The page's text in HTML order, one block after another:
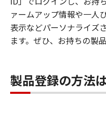
ァームアップ情報や一人
表示などパーソナライズ
ます。ぜひ、お持ちの製
製品登録の方法